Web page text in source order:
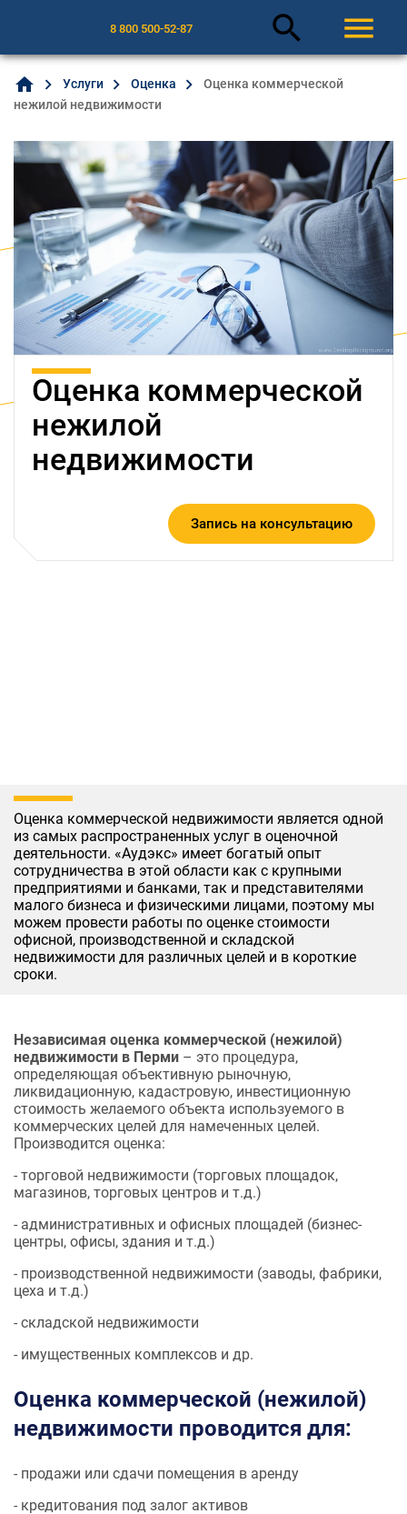
8 800 500-52-87 search menu
home Услуги Оценка
Оценка коммерческой
нежилой недвижимости
Оценка коммерческой
нежилой
недвижимости
Запись на консультацию
Оценка коммерческой недвижимости является одной
из самых распространенных услуг в оценочной
деятельности. «Аудэкс» имеет богатый опыт
сотрудничества в этой области как с крупными
предприятиями и банками, так и представителями
малого бизнеса и физическими лицами, поэтому мы
можем провести работы по оценке стоимости
офисной, производственной и складской
недвижимости для различных целей и в короткие
сроки.
Независимая оценка коммерческой (нежилой)
недвижимости в Перми – это процедура,
определяющая объективную рыночную,
ликвидационную, кадастровую, инвестиционную
стоимость желаемого объекта используемого в
коммерческих целей для намеченных целей.
Производится оценка:
- торговой недвижимости (торговых площадок,
магазинов, торговых центров и т.д.)
- административных и офисных площадей (бизнес-
центры, офисы, здания и т.д.)
- производственной недвижимости (заводы, фабрики,
цеха и т.д.)
- складской недвижимости
- имущественных комплексов и др.
Оценка коммерческой (нежилой)
недвижимости проводится для:
- продажи или сдачи помещения в аренду
- кредитования под залог активов